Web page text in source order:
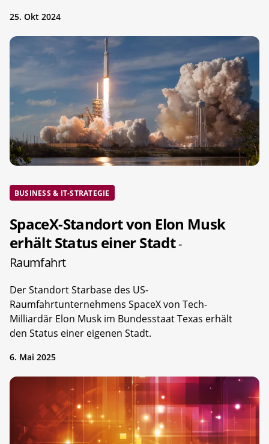
25. Okt 2024
BUSINESS & IT-STRATEGIE
SpaceX-Standort von Elon Musk
erhält Status einer Stadt-
Raumfahrt
Der Standort Starbase des US-
Raumfahrtunternehmens SpaceX von Tech-
Milliardär Elon Musk im Bundesstaat Texas erhält
den Status einer eigenen Stadt.
6. Mai 2025